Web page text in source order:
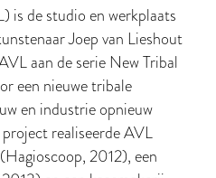
is de studio en werkplaats
Joep van Lieshout
aan de serie New Tribal
een nieuwe tribale
en industrie opnieuw
realiseerde AVL
2012), een